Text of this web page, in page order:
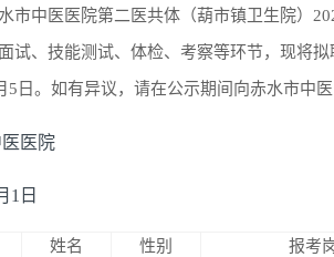
市中医医院第二医共体（葫市镇卫生院）
试、技能测试、体检、考察等环节，现将
5日。如有异议，请在公示期间向赤水市中
医院
1日
姓名 性别
报考